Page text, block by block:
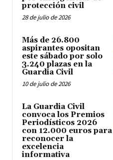
protección civil
28 de julio de 2026
Más de 26.800
aspirantes opositan
este sábado por solo
3.240 plazas en la
Guardia Civil
10 de julio de 2026
La Guardia Civil
convoca los Premios
Periodísticos 2026
con 12.000 euros para
reconocer la
excelencia
informativa